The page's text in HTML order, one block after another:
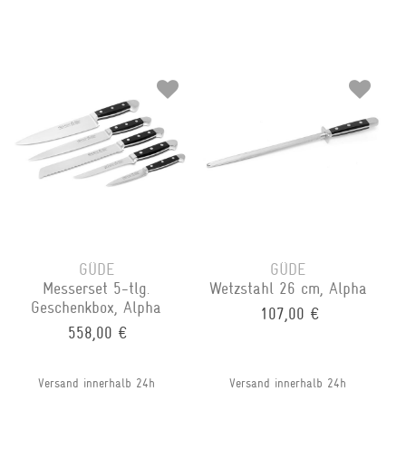
GÜDE
Messerset 5-tlg.
Geschenkbox, Alpha
558,00 €
Versand innerhalb 24h
GÜDE
Wetzstahl 26 cm, Alpha
107,00 €
Versand innerhalb 24h